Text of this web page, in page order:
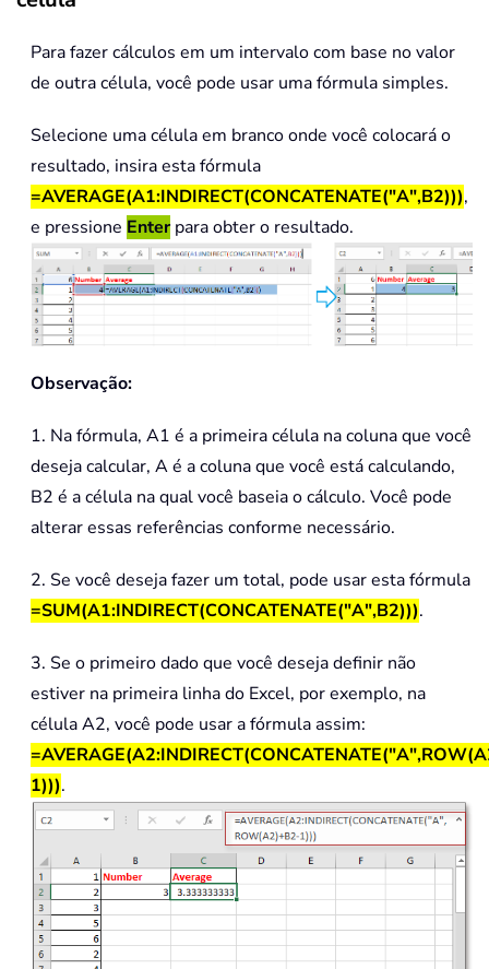
Para fazer cálculos em um intervalo com base no valor
de outra célula, você pode usar uma fórmula simples.
Selecione uma célula em branco onde você colocará o
resultado, insira esta fórmula
=AVERAGE(A1:INDIRECT(CONCATENATE("A",B2))),
e pressione Enterpara obter o resultado.
Observação:
1. Na fórmula, A1 é a primeira célula na coluna que você
deseja calcular, A é a coluna que você está calculando,
B2 é a célula na qual você baseia o cálculo. Você pode
alterar essas referências conforme necessário.
2. Se você deseja fazer um total, pode usar esta fórmula
=SUM(A1:INDIRECT(CONCATENATE("A",B2))).
3. Se o primeiro dado que você deseja definir não
estiver na primeira linha do Excel, por exemplo, na
célula A2, você pode usar a fórmula assim:
1))).